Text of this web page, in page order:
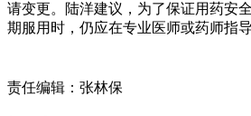
请变更。陆洋建议，为了保证用药安
期服用时，仍应在专业医师或药师指导
责任编辑：张林保